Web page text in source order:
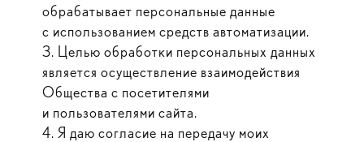
обрабатывает персональные данные
с использованием средств автоматизации.
3. Целью обработки персональных данных
является осуществление взаимодействия
Общества с посетителями
и пользователями сайта.
4. Я даю согласие на передачу моих